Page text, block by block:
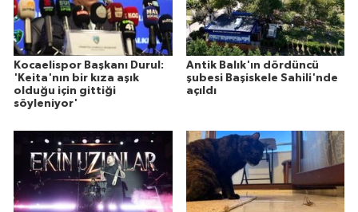
Kocaelispor Başkanı Durul:
'Keita'nın bir kıza aşık
olduğu için gittiği
söyleniyor'
Antik Balık'ın dördüncü
şubesi Başiskele Sahili'nde
açıldı